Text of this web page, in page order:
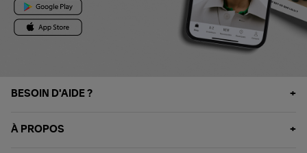
BESOIN D'AIDE ?
À PROPOS